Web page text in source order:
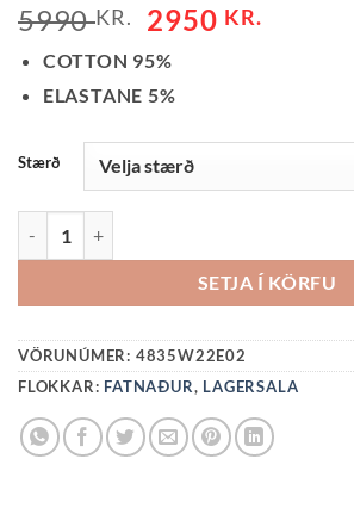
5990KR.
ORIGINAL
PRICE
WAS:
5990 KR..
2950 KR.
COTTON 95%
ELASTANE 5%
Stærð
SETJA Í KÖRFU
VÖRUNÚMER: 4835W22E02
FLOKKAR: FATNAÐUR, LAGERSALA